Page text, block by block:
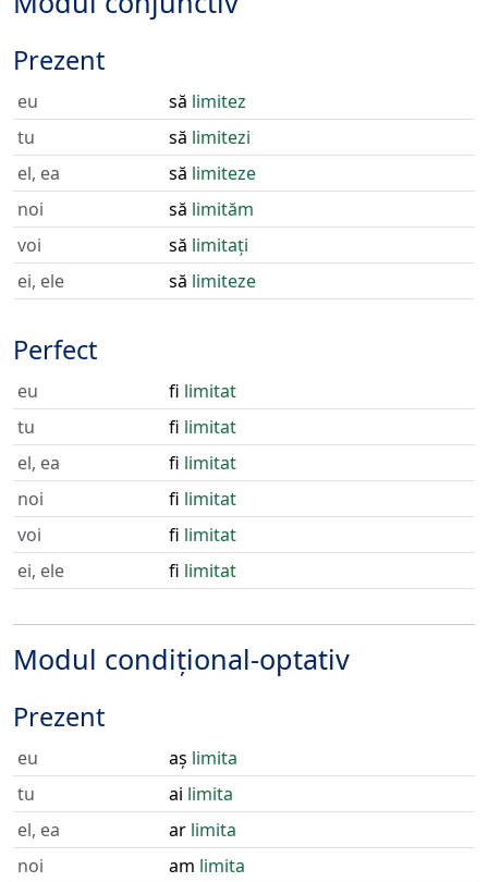
Prezent
eu să limitez
tu
să limitezi
el, ea
să limiteze
noi
să limităm
voi
să limitați
ei, ele
să limiteze
Perfect
eu fi limitat
tu
fi limitat
el, ea
fi limitat
noi
fi limitat
voi
fi limitat
ei, ele
fi limitat
Modul condițional-optativ
Prezent
eu aș limita
tu
ai limita
el, ea
ar limita
noi
am limita